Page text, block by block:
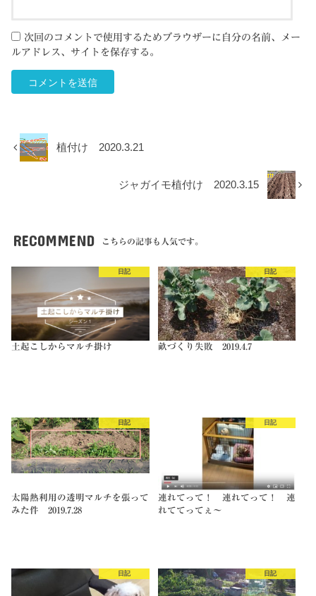
次回のコメントで使用するためブラウザーに自分の名前、メー
ルアドレス、サイトを保存する。
植付け 2020.3.21
ジャガイモ植付け 2020.3.15
RECOMMEND こちらの記事も人気です。
日記
土起こしからマルチ掛け
日記
畝づくり失敗 2019.4.7
日記
太陽熱利用の透明マルチを張って
みた件 2019.7.28
日記
連れてって！ 連れてって！ 連
れててってぇ～
日記 日記